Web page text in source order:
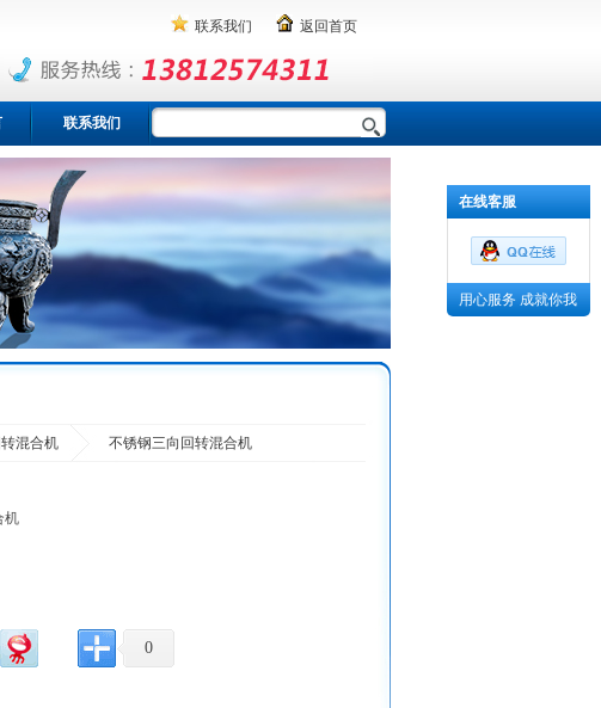
联系我们 返回首页
联系我们
混合机 不锈钢三向回转混合机
机
0
在线客服
用心服务 成就你我